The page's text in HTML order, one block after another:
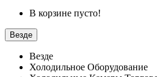
В корзине пусто!
Везде
Везде
Холодильное Оборудование